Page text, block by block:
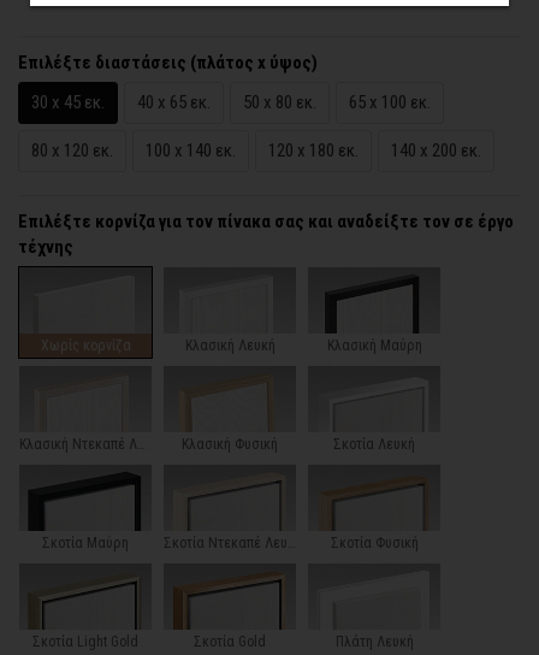
Επιλέξτε διαστάσεις (πλάτος x ύψος)
30 x 45 εκ.
40 x 65 εκ. 50 x 80 εκ. 65 x 100 εκ.
80 x 120 εκ. 100 x 140 εκ. 120 x 180 εκ. 140 x 200 εκ.
Επιλέξτε κορνίζα για τον πίνακα σας και αναδείξτε τον σε έργο
τέχνης
Χωρίς κορνίζα Κλασική Λευκή Κλασική Μαύρη
Κλασική Φυσική Σκοτία Λευκή
Σκοτία Μαύρη Σκοτία Φυσική
Σκοτία Light Gold Σκοτία Gold Πλάτη Λευκή